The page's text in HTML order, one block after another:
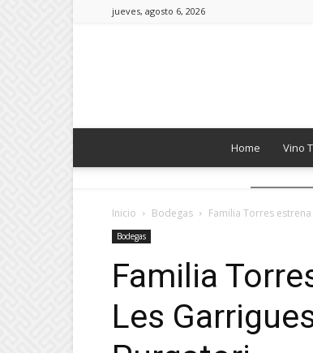
jueves, agosto 6, 2026
Home Vino
Inicio Bodegas Familia Torres
Bodegas
Familia
Les